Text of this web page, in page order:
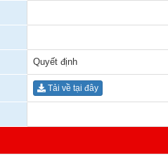
Quyết định
Tải về tại đây